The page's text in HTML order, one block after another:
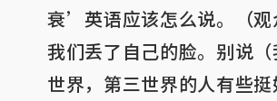
衰’英语应该怎么说。（观
我们丢了自己的脸。别说
世界，第三世界的人有些